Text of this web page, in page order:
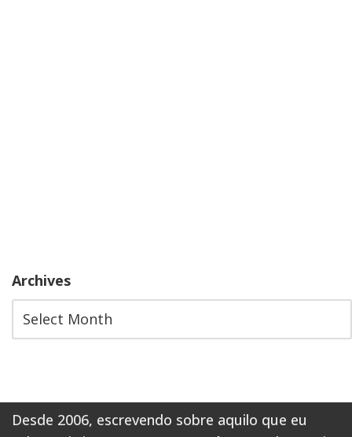
Archives
Desde 2006, escrevendo sobre aquilo que eu